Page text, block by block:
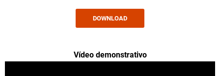
DOWNLOAD
Vídeo demonstrativo